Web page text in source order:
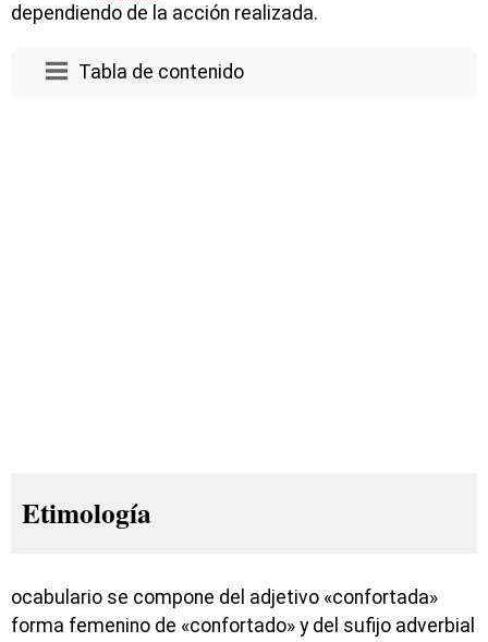
dependiendo de la acción realizada.
Tabla de contenido
Etimología
ocabulario se compone del adjetivo «confortada»
forma femenino de «confortado» y del sufijo adverbial